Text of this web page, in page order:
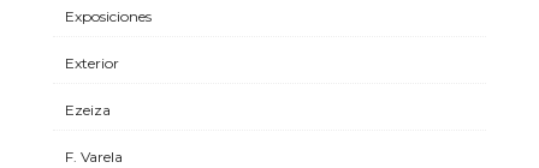
Exposiciones
Exterior
Ezeiza
F. Varela